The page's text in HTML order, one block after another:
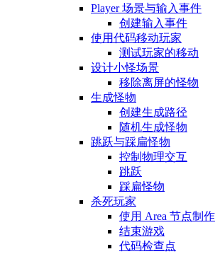
Player 场景与输入事件
创建输入事件
使用代码移动玩家
测试玩家的移动
设计小怪场景
移除离屏的怪物
生成怪物
创建生成路径
随机生成怪物
跳跃与踩扁怪物
控制物理交互
跳跃
踩扁怪物
杀死玩家
使用 Area 节点制
结束游戏
代码检查点